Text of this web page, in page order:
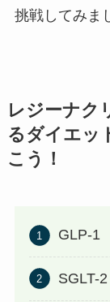
挑戦してみま
レジーナク
るダイエッ
こう！
GLP-1
SGLT-2